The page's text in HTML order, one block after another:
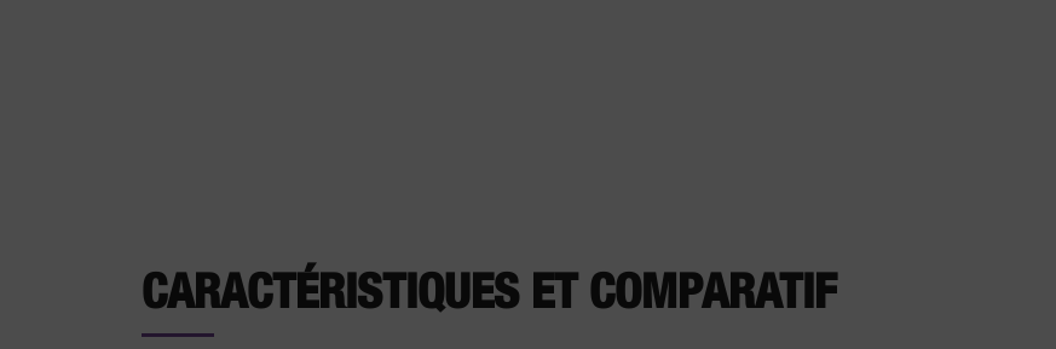
CARACTÉRISTIQUES ET COMPARATIF